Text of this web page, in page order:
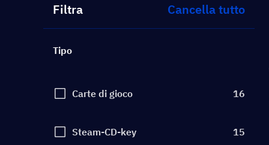
Filtra Cancella tutto
Tipo
Carte di gioco 16
Steam-CD-key 15